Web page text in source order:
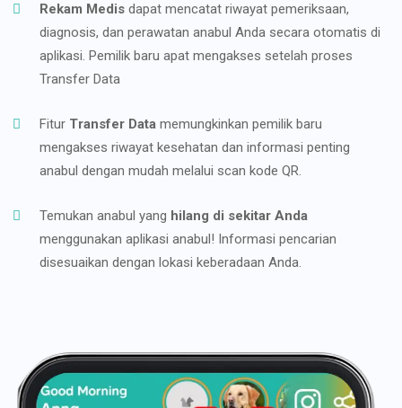
Rekam Medis dapat mencatat riwayat pemeriksaan,
diagnosis, dan perawatan anabul Anda secara otomatis di
aplikasi. Pemilik baru apat mengakses setelah proses
Transfer Data
Fitur Transfer Data memungkinkan pemilik baru
mengakses riwayat kesehatan dan informasi penting
anabul dengan mudah melalui scan kode QR.
Temukan anabul yang hilang di sekitar Anda
menggunakan aplikasi anabul! Informasi pencarian
disesuaikan dengan lokasi keberadaan Anda.